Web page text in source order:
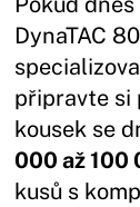
DynaTAC
připravte si
kousek se
000 až 100
kusů s